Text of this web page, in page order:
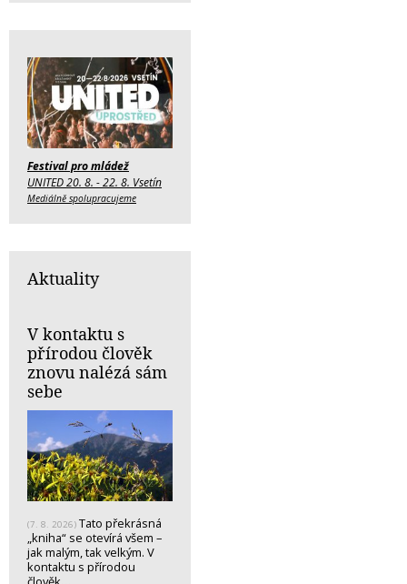
Festival pro mládež
UNITED 20. 8. - 22. 8. Vsetín
Mediálně spolupracujeme
Aktuality
V kontaktu s
přírodou člověk
znovu nalézá sám
sebe
(7. 8. 2026) Tato překrásná
„kniha“ se otevírá všem –
jak malým, tak velkým. V
kontaktu s přírodou